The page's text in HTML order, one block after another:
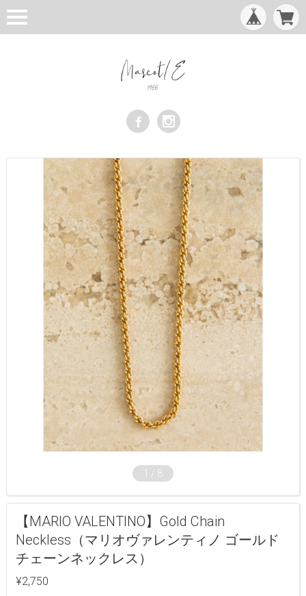
1 / 8
【MARIO VALENTINO】Gold Chain
Neckless（マリオヴァレンティノ ゴールド
チェーンネックレス）
¥2,750